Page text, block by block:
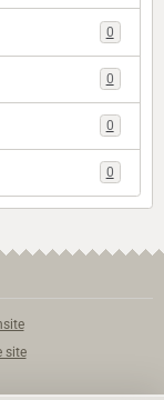
0
0
0
0
site